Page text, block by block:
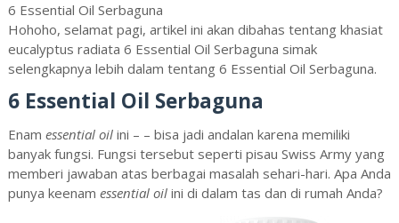
6 Essential Oil Serbaguna
Hohoho, selamat pagi, artikel ini akan dibahas tentang khasiat
eucalyptus radiata 6 Essential Oil Serbaguna simak
selengkapnya lebih dalam tentang 6 Essential Oil Serbaguna.
6 Essential Oil Serbaguna
Enam essential oilini – – bisa jadi andalan karena memiliki
banyak fungsi. Fungsi tersebut seperti pisau Swiss Army yang
memberi jawaban atas berbagai masalah sehari-hari. Apa Anda
punya keenam essential oilini di dalam tas dan di rumah Anda?